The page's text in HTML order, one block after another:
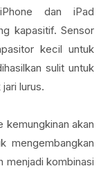
dan iPad
kapasitif. Sensor
kecil untuk
sulit untuk
lurus.
kemungkinan akan
mengembangkan
menjadi kombinasi